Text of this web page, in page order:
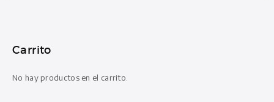
Carrito
No hay productos en el carrito.